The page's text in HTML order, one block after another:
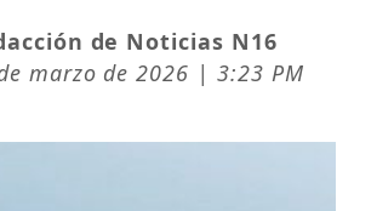
de Noticias N16
marzo de 2026 | 3:23 PM